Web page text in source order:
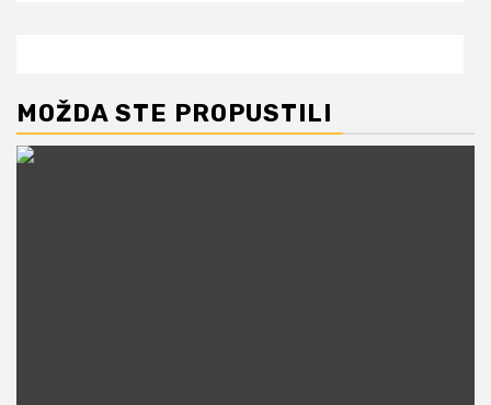
MOŽDA STE PROPUSTILI